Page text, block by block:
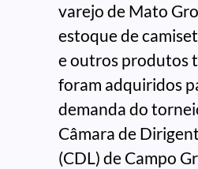
varejo de Mato
estoque de
e outros produtos
foram adquiridos
demanda do
Câmara de
(CDL) de Campo